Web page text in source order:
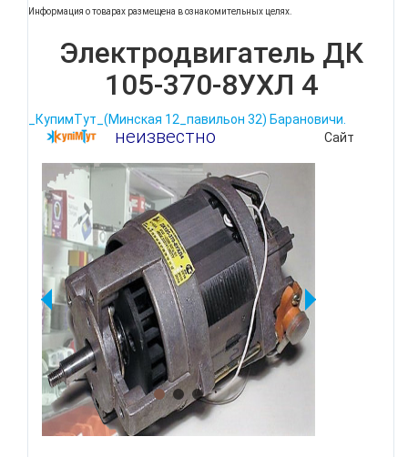
Информация о товарах размещена в ознакомительных целях.
Электродвигатель ДК
105-370-8УХЛ 4
_КупимТут_(Минская 12_павильон 32) Барановичи.
неизвестно Сайт